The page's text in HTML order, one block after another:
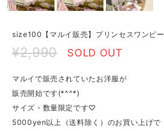
size100【マルイ販売】プリンセスワンピ
¥2,990 SOLD OUT
マルイで販売されていたお洋服が
販売開始です(*^^*)
サイズ・数量限定です♡
5000yen以上（送料除く）のお買い上げで